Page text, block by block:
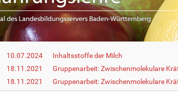
10.07.2024
Inhaltsstoffe der Milch
18.11.2021
Gruppenarbeit: Zwischenmolekulare
18.11.2021
Gruppenarbeit: Zwischenmolekulare